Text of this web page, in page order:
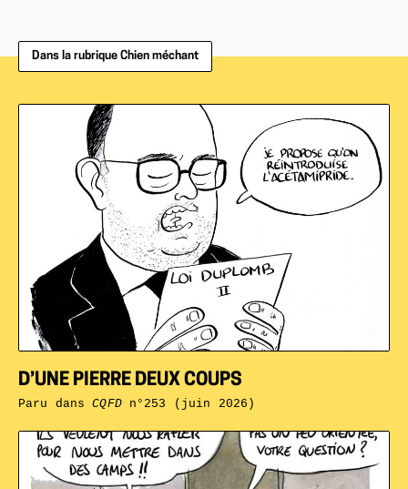
Dans la rubrique Chien méchant
D’UNE PIERRE DEUX COUPS
Paru dansCQFDn°253 (juin 2026)